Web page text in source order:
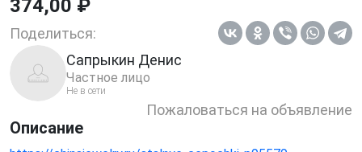
374,00 ₽
Поделиться:
Сапрыкин Денис
Частное лицо
Не в сети
Пожаловаться на объявление
Описание